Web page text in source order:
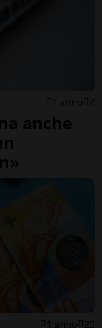
1 anno 4
anche
1 anno 20